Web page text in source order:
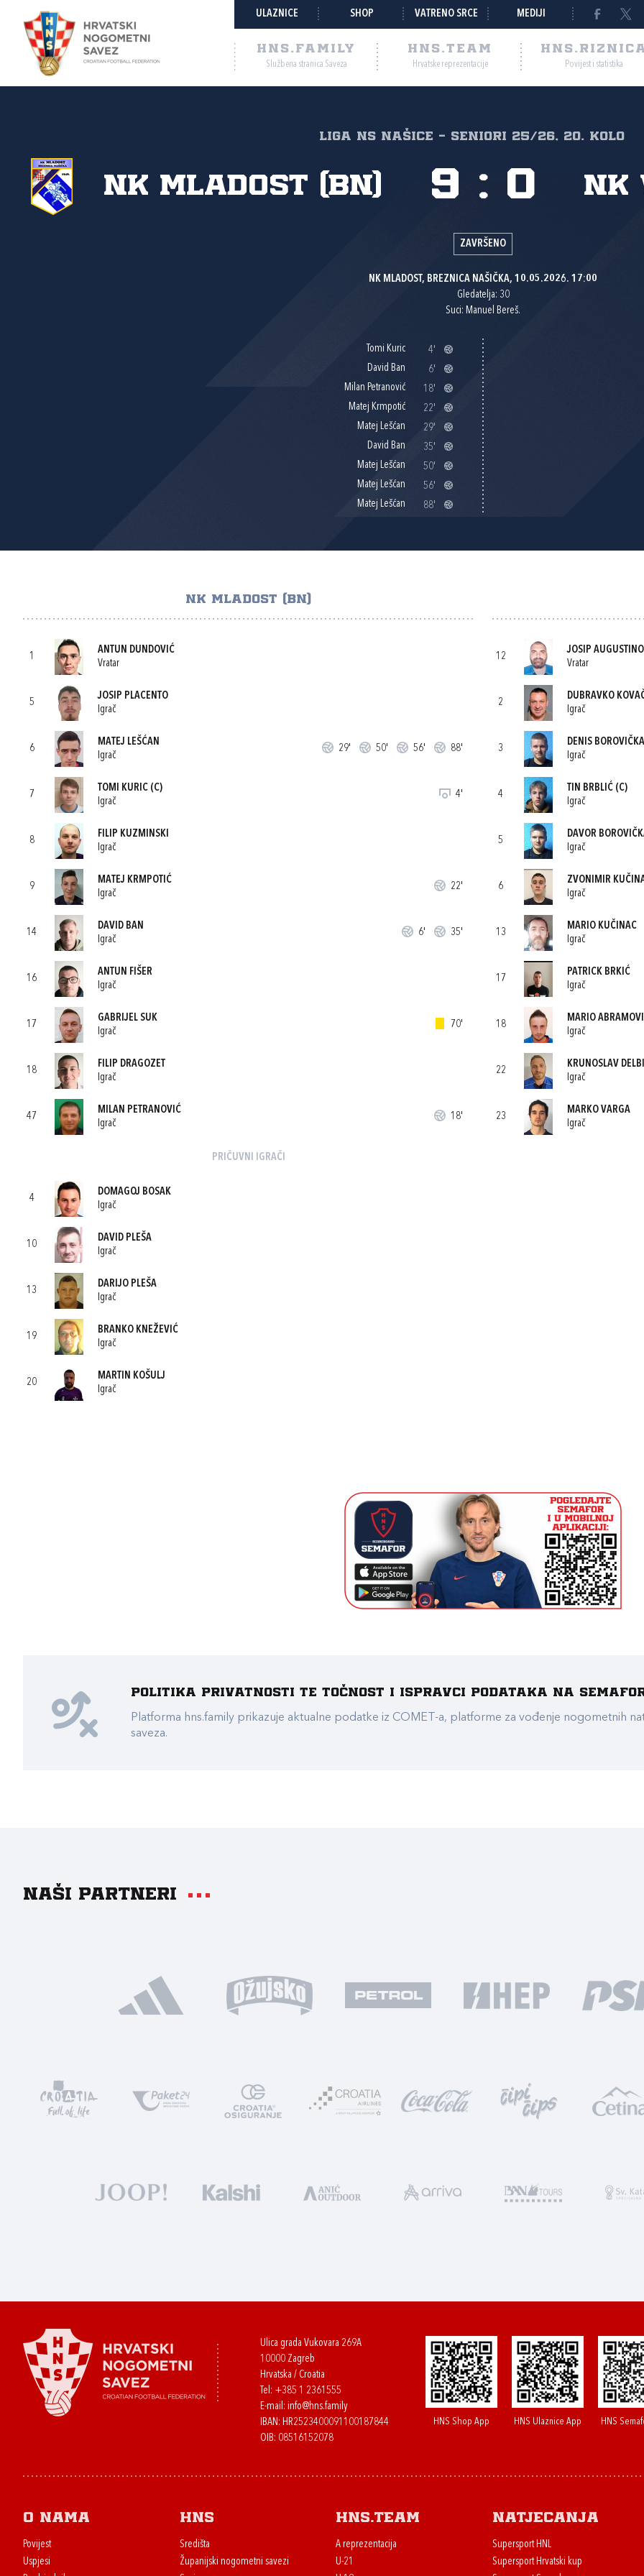
ULAZNICE SHOP VATRENO SRCE MEDIJI
HNS.FAMILY
Službena stranica Saveza
HNS.TEAM
Hrvatske reprezentacije Povijest i statistika
LIGA NS Našice - Seniori 25/26, 20. kolo
NK Mladost (BN) NK
9 : 0
ZAVRŠENO
NK MLADOST, BREZNICA NAŠIČKA, 10.05.2026. 17:00
Gledatelja: 30
Suci: Manuel Bereš.
Tomi Kuric
4'
David Ban
6'
Milan Petranović
18'
Matej Krmpotić
22'
Matej Lešćan
29'
David Ban
35'
Matej Lešćan
50'
Matej Lešćan
56'
Matej Lešćan
88'
NK MLADOST (BN)
1
ANTUN DUNDOVIĆ
Vratar
5
JOSIP PLACENTO
Igrač
6
MATEJ LEŠĆAN
Igrač
29' 50' 56' 88'
7
TOMI KURIC (C)
Igrač
4'
8
FILIP KUZMINSKI
Igrač
9
MATEJ KRMPOTIĆ
Igrač
22'
14
DAVID BAN
Igrač
6' 35'
16
ANTUN FIŠER
Igrač
17
GABRIJEL SUK
Igrač
70'
18
FILIP DRAGOZET
Igrač
47
MILAN PETRANOVIĆ
Igrač
18'
PRIČUVNI IGRAČI
4
DOMAGOJ BOSAK
Igrač
10
DAVID PLEŠA
Igrač
13
DARIJO PLEŠA
Igrač
19
BRANKO KNEŽEVIĆ
Igrač
20
MARTIN KOŠULJ
Igrač
12
JOSIP
Vratar
2
DUBRAVKO
Igrač
3
DENIS BOROVIČKA
Igrač
4
TIN BRBLIĆ(C)
Igrač
5
DAVOR
Igrač
6
ZVONIMIR
Igrač
13
MARIO KUČINAC
Igrač
17
PATRICK BRKIĆ
Igrač
18
MARIO
Igrač
22
KRUNOSLAV
Igrač
23
MARKO VARGA
Igrač
Politika privatnosti te točnost i ispravci podataka na
Platforma hns.family prikazuje aktualne podatke iz COMET-a, platforme za vođenje nogometnih
saveza.
Naši partneri
Ulica grada Vukovara 269A
10000 Zagreb
Hrvatska / Croatia
Tel: +385 1 2361555
E-mail: info@hns.family
IBAN: HR2523400091100187844
OIB: 08516152078
HNS Shop App HNS Ulaznice App HNS
O nama
Povijest
Uspjesi
HNS
Središta
Županijski nogometni savezi
HNS.team
A reprezentacija
U-21
Natjecanja
Supersport HNL
Supersport Hrvatski kup